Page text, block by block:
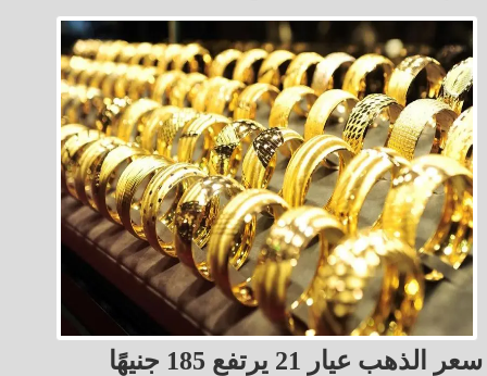
سعر الذهب عيار 21 يرتفع 185 جنيهًا